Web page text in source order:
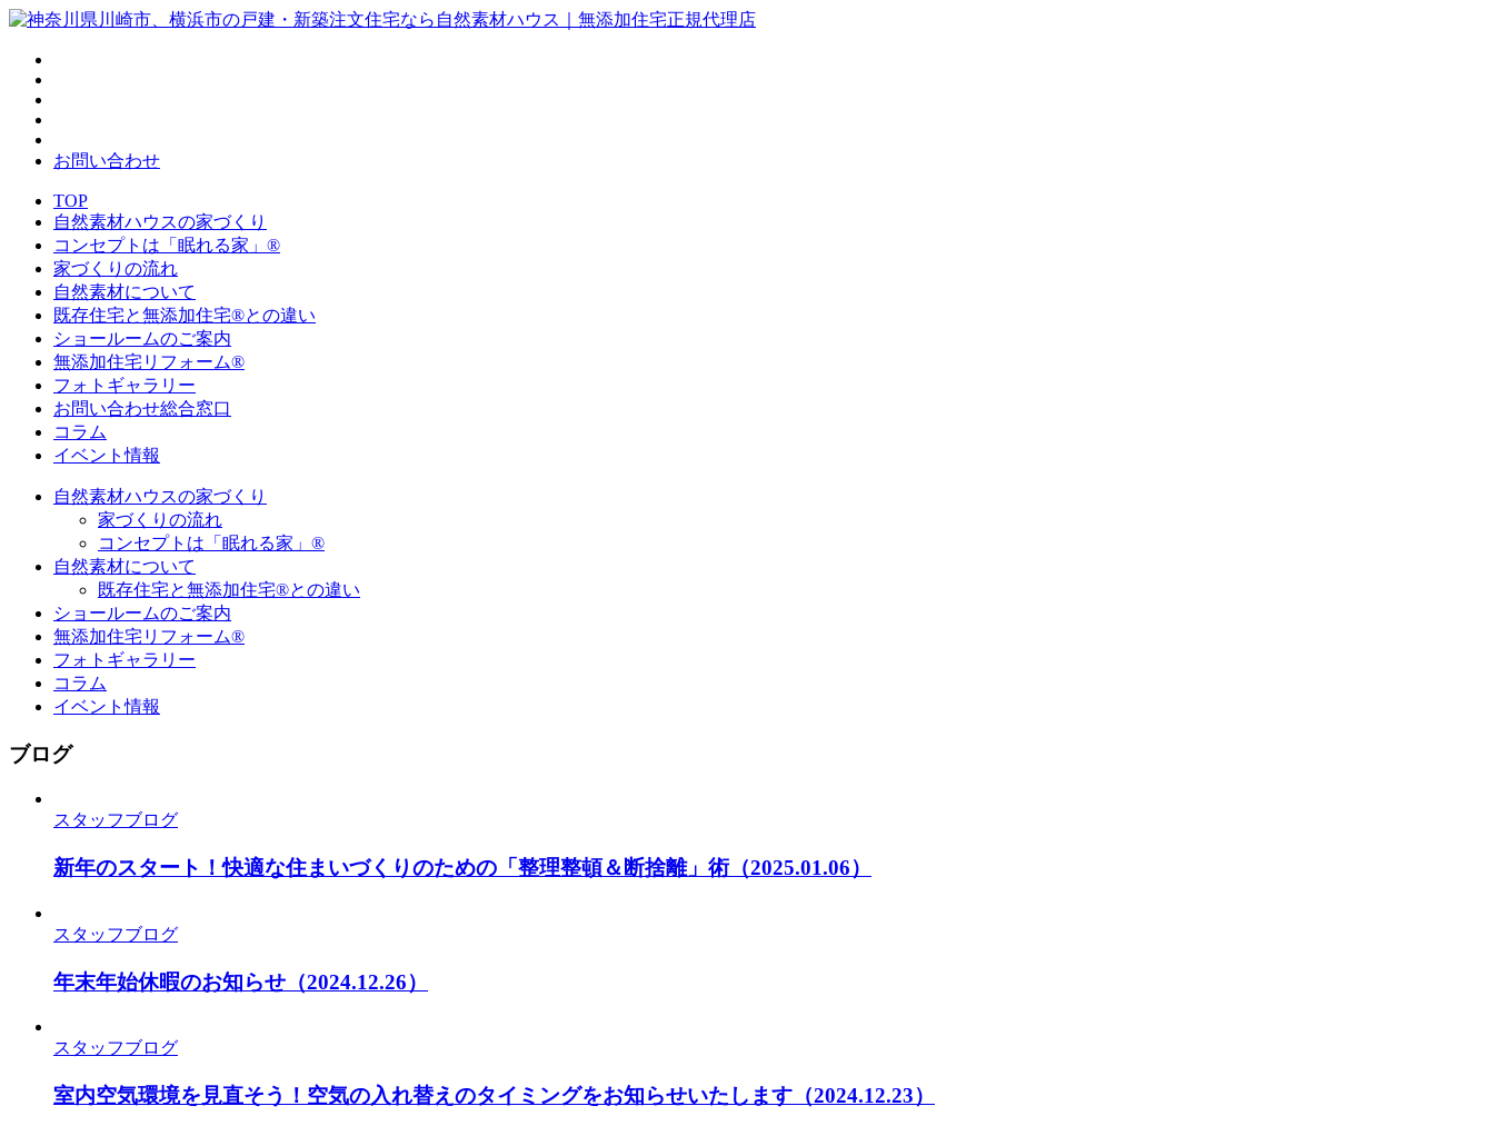
お問い合わせ
TOP
自然素材ハウスの家づくり
コンセプトは「眠れる家」®
家づくりの流れ
自然素材について
既存住宅と無添加住宅®との違い
ショールームのご案内
無添加住宅リフォーム®
フォトギャラリー
お問い合わせ総合窓口
コラム
イベント情報
自然素材ハウスの家づくり
家づくりの流れ
コンセプトは「眠れる家」®
自然素材について
既存住宅と無添加住宅®との違い
ショールームのご案内
無添加住宅リフォーム®
フォトギャラリー
コラム
イベント情報
ブログ
スタッフブログ
新年のスタート！快適な住まいづくりのための「整理整頓＆断捨離」術（2025.01.06）
スタッフブログ
年末年始休暇のお知らせ （2024.12.26）
スタッフブログ
室内空気環境を見直そう！空気の入れ替えのタイミングをお知らせいたします （2024.12.23）